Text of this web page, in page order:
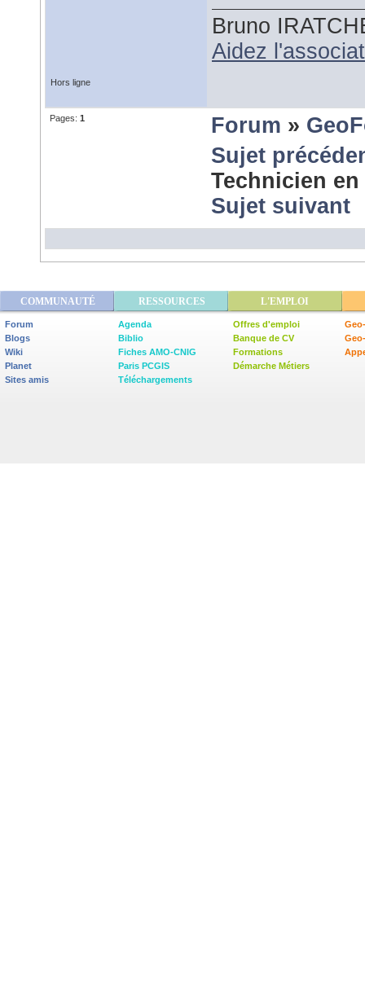
Bruno
Aidez
Hors ligne
Pages: 1 Forum »
Sujet
Technicien
Sujet suivant
COMMUNAUTÉ RESSOURCES L'EMPLOI
Forum
Blogs
Wiki
Planet
Sites amis
Agenda
Biblio
Fiches AMO-CNIG
Paris PCGIS
Téléchargements
Offres d'emploi
Banque de CV
Formations
Démarche Métiers